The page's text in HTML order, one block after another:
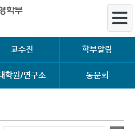
교수진 학부알림
학원/연구소 동문회